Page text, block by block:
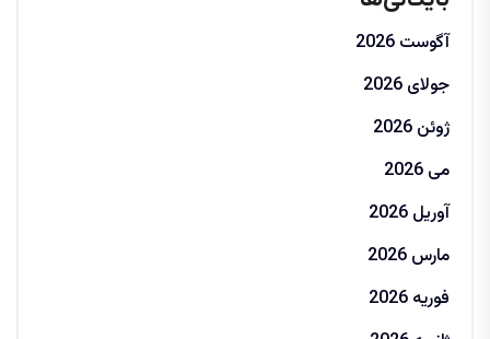
آگوست 2026
جولای 2026
ژوئن 2026
می 2026
آوریل 2026
مارس 2026
فوریه 2026